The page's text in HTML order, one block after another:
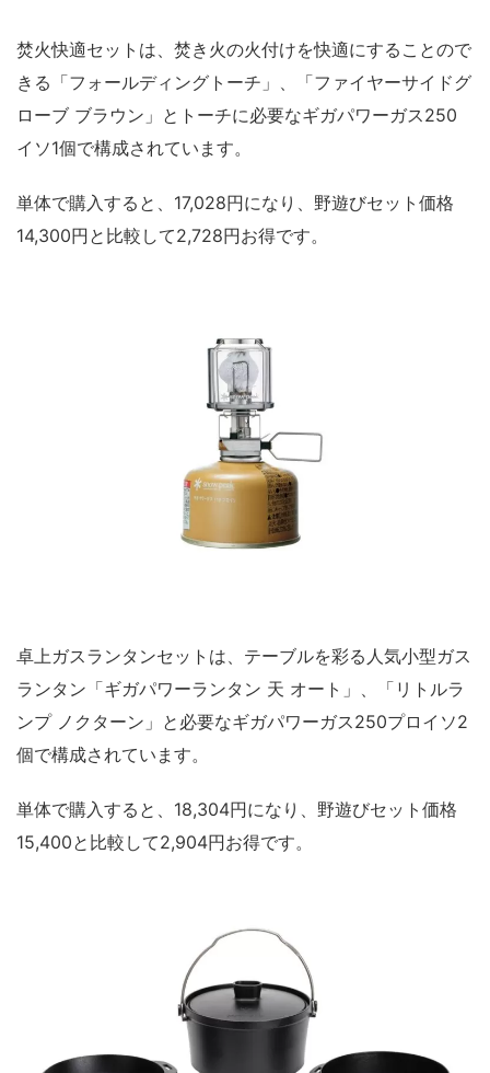
焚火快適セットは、焚き火の火付けを快適にすることので
きる「フォールディングトーチ」、「ファイヤーサイドグ
ローブ ブラウン」とトーチに必要なギガパワーガス250
イソ1個で構成されています。
単体で購入すると、17,028円になり、野遊びセット価格
14,300円と比較して2,728円お得です。
卓上ガスランタンセットは、テーブルを彩る人気小型ガス
ランタン「ギガパワーランタン 天 オート」、「リトルラ
ンプ ノクターン」と必要なギガパワーガス250プロイソ2
個で構成されています。
単体で購入すると、18,304円になり、野遊びセット価格
15,400と比較して2,904円お得です。